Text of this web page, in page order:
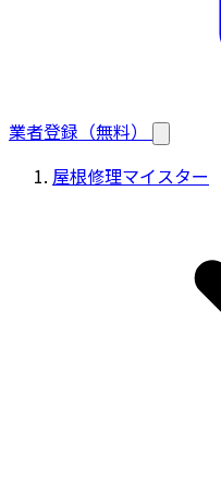
業者登録（無料）
屋根修理マイスター